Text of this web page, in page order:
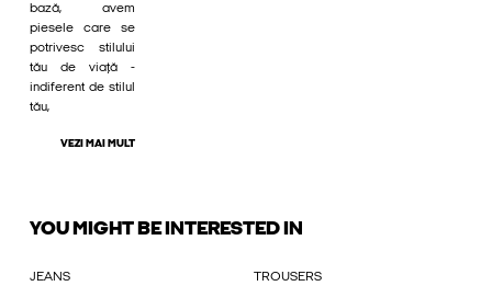
bază, avem
piesele care se
potrivesc stilului
tău de viață -
indiferent de stilul
tău,
VEZI MAI MULT
YOU MIGHT BE INTERESTED IN
JEANS TROUSERS